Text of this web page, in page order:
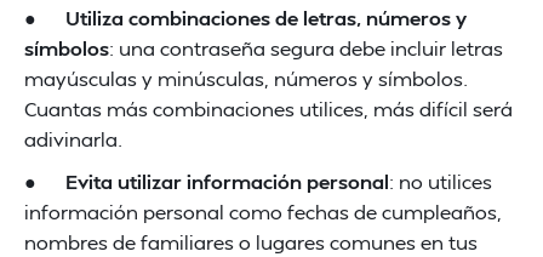
● Utiliza combinaciones de letras, números y
símbolos: una contraseña segura debe incluir letras
mayúsculas y minúsculas, números y símbolos.
Cuantas más combinaciones utilices, más difícil será
adivinarla.
● Evita utilizar información personal: no utilices
información personal como fechas de cumpleaños,
nombres de familiares o lugares comunes en tus